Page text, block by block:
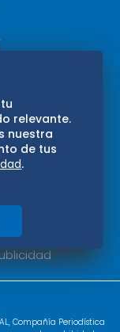
Compañía Periodística
relevante.
nuestra
de tus
.